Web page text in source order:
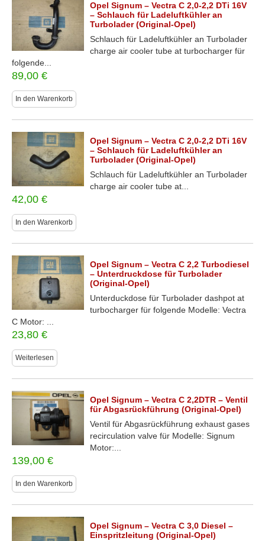
Opel Signum – Vectra C 2,0-2,2 DTi 16V
– Schlauch für Ladeluftkühler an
Turbolader (Original-Opel)
Schlauch für Ladeluftkühler an Turbolader
charge air cooler tube at turbocharger für
folgende...
89,00 €
In den Warenkorb
Opel Signum – Vectra C 2,0-2,2 DTi 16V
– Schlauch für Ladeluftkühler an
Turbolader (Original-Opel)
Schlauch für Ladeluftkühler an Turbolader
charge air cooler tube at...
42,00 €
In den Warenkorb
Opel Signum – Vectra C 2,2 Turbodiesel
– Unterdruckdose für Turbolader
(Original-Opel)
Unterduckdose für Turbolader dashpot at
turbocharger für folgende Modelle: Vectra
C Motor: ...
23,80 €
Weiterlesen
Opel Signum – Vectra C 2,2DTR – Ventil
für Abgasrückführung (Original-Opel)
Ventil für Abgasrückführung exhaust gases
recirculation valve für Modelle: Signum
Motor:...
139,00 €
In den Warenkorb
Opel Signum – Vectra C 3,0 Diesel –
Einspritzleitung (Original-Opel)